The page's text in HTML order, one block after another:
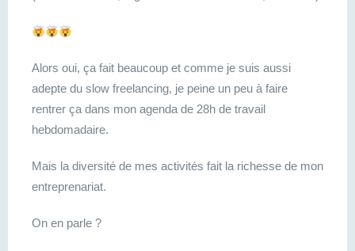
Alors oui, ça fait beaucoup et comme je suis aussi
adepte du slow freelancing, je peine un peu à faire
rentrer ça dans mon agenda de 28h de travail
hebdomadaire.
Mais la diversité de mes activités fait la richesse de mon
entreprenariat.
On en parle ?